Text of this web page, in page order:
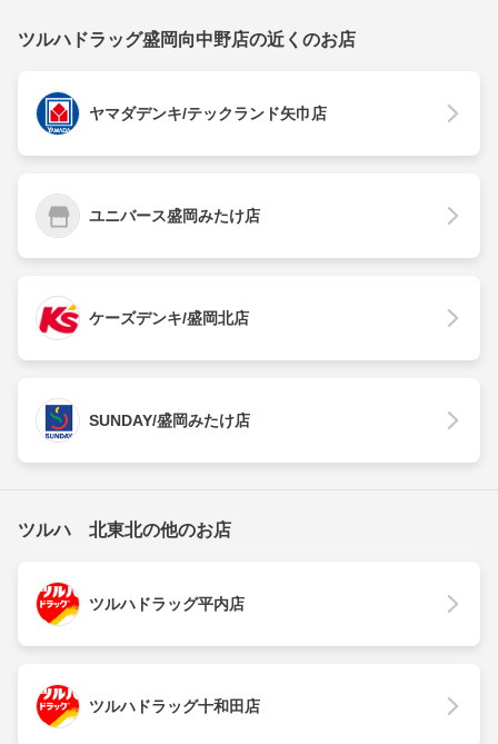
ツルハドラッグ盛岡向中野店の近くのお店
ヤマダデンキ/テックランド矢巾店
ユニバース盛岡みたけ店
ケーズデンキ/盛岡北店
SUNDAY/盛岡みたけ店
ツルハ 北東北の他のお店
ツルハドラッグ平内店
ツルハドラッグ十和田店